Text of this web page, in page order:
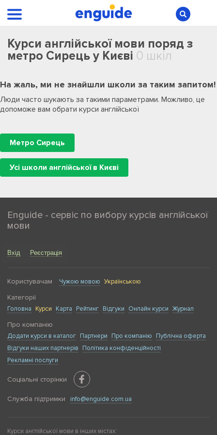
Курси англійської мови поряд з
метро Сирець у Києві 0 шкіл
На жаль, ми не знайшли школи за таким запитом!
Люди часто шукають за такими параметрами. Можливо, це
допоможе вам обрати курси англійської
Метро Сирець
Усі школи англійської в Києві
Enguide - сервіс по вибору курсів англійської
мови
Вхід Реєстрація
Користувачам Чужою мовою Українською
Категорії
Головна Курси Карта Рейтинг Відгуки Онлайн курси Журнал
Про компанію
Додати курси в каталог Партнери Про компанію
Публічна оферта
Відгуки наших партнерів
Політика конфіденційності
Рекламні послуги
Соціальні сторінки
Служба підтримки info@enguide.com.ua
Курси англійської мови в інших містах: